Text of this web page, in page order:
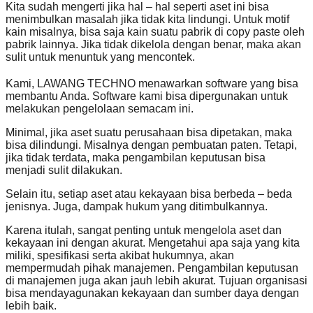
Kita sudah mengerti jika hal – hal seperti aset ini bisa
menimbulkan masalah jika tidak kita lindungi. Untuk motif
kain misalnya, bisa saja kain suatu pabrik di copy paste oleh
pabrik lainnya. Jika tidak dikelola dengan benar, maka akan
sulit untuk menuntuk yang mencontek.
Kami, LAWANG TECHNO menawarkan software yang bisa
membantu Anda. Software kami bisa dipergunakan untuk
melakukan pengelolaan semacam ini.
Minimal, jika aset suatu perusahaan bisa dipetakan, maka
bisa dilindungi. Misalnya dengan pembuatan paten. Tetapi,
jika tidak terdata, maka pengambilan keputusan bisa
menjadi sulit dilakukan.
Selain itu, setiap aset atau kekayaan bisa berbeda – beda
jenisnya. Juga, dampak hukum yang ditimbulkannya.
Karena itulah, sangat penting untuk mengelola aset dan
kekayaan ini dengan akurat. Mengetahui apa saja yang kita
miliki, spesifikasi serta akibat hukumnya, akan
mempermudah pihak manajemen. Pengambilan keputusan
di manajemen juga akan jauh lebih akurat. Tujuan organisasi
bisa mendayagunakan kekayaan dan sumber daya dengan
lebih baik.